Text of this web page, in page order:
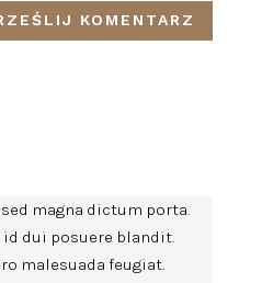
magna dictum porta.
dui posuere blandit.
malesuada feugiat.